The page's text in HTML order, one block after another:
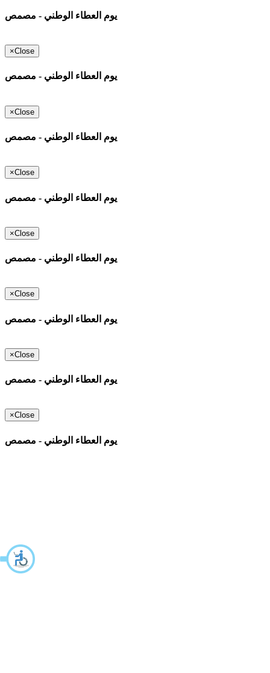
يوم العطاء الوطني - مصمص
×Close
يوم العطاء الوطني - مصمص
×Close
يوم العطاء الوطني - مصمص
×Close
يوم العطاء الوطني - مصمص
×Close
يوم العطاء الوطني - مصمص
×Close
يوم العطاء الوطني - مصمص
×Close
يوم العطاء الوطني - مصمص
×Close
يوم العطاء الوطني - مصمص